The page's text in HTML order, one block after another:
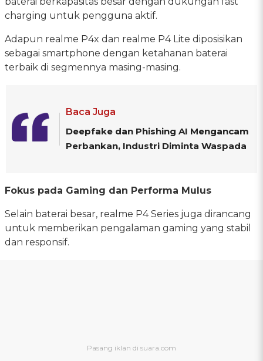
charging untuk pengguna aktif.
Adapun realme P4x dan realme P4 Lite diposisikan
sebagai smartphone dengan ketahanan baterai
terbaik di segmennya masing-masing.
Baca Juga
Deepfake dan Phishing AI Mengancam
Perbankan, Industri Diminta Waspada
Fokus pada Gaming dan Performa Mulus
Selain baterai besar, realme P4 Series juga dirancang
untuk memberikan pengalaman gaming yang stabil
dan responsif.